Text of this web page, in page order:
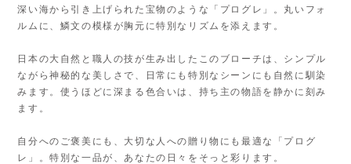
深い海から引き上げられた宝物のような「プログレ」。丸いフォ
ルムに、鱗文の模様が胸元に特別なリズムを添えます。
日本の大自然と職人の技が生み出したこのブローチは、シンプル
ながら神秘的な美しさで、日常にも特別なシーンにも自然に馴染
みます。使うほどに深まる色合いは、持ち主の物語を静かに刻み
ます。
自分へのご褒美にも、大切な人への贈り物にも最適な「プログ
レ」。特別な一品が、あなたの日々をそっと彩ります。